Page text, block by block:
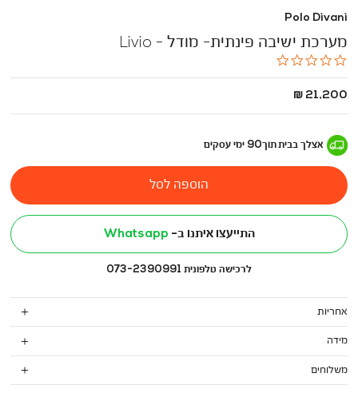
Polo Divani
מערכת ישיבה פינתית- מודל - Livio
החל
21,200 ₪
אצלך בביתתוך90 ימי עסקים
הוספה לסל
התייעצו איתנו ב- Whatsapp
לרכישה טלפונית 073-2390991
אחריות
מידה
משלוחים